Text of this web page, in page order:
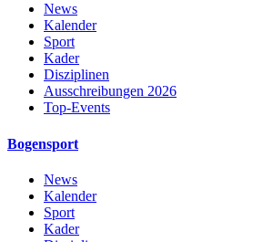
News
Kalender
Sport
Kader
Disziplinen
Ausschreibungen 2026
Top-Events
Bogensport
News
Kalender
Sport
Kader